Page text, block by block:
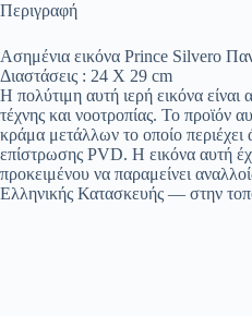
Περιγραφή
Ασημένια εικόνα Prince Silvero
Διαστάσεις : 24 Χ 29 cm
Η πολύτιμη αυτή ιερή εικόνα είναι
τέχνης και νοοτροπίας. Το προϊόν
κράμα μετάλλων το οποίο
επίστρωσης PVD. Η εικόνα αυτή
προκειμένου να παραμείνει
Ελληνικής Κατασκευής — στην